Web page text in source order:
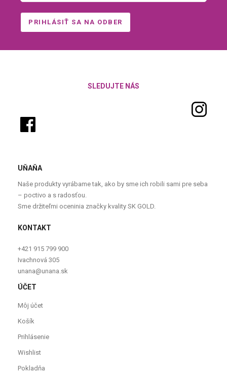
SLEDUJTE NÁS
UŇAŇA
Naše produkty vyrábame tak, ako by sme ich robili sami pre seba
– poctivo a s radosťou.
Sme držiteľmi oceninia značky kvality SK GOLD.
KONTAKT
+421 915 799 900
Ivachnová 305
unana@unana.sk
ÚČET
Môj účet
Košík
Prihlásenie
Wishlist
Pokladňa